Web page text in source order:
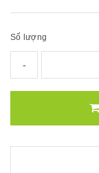
Số lượng
-